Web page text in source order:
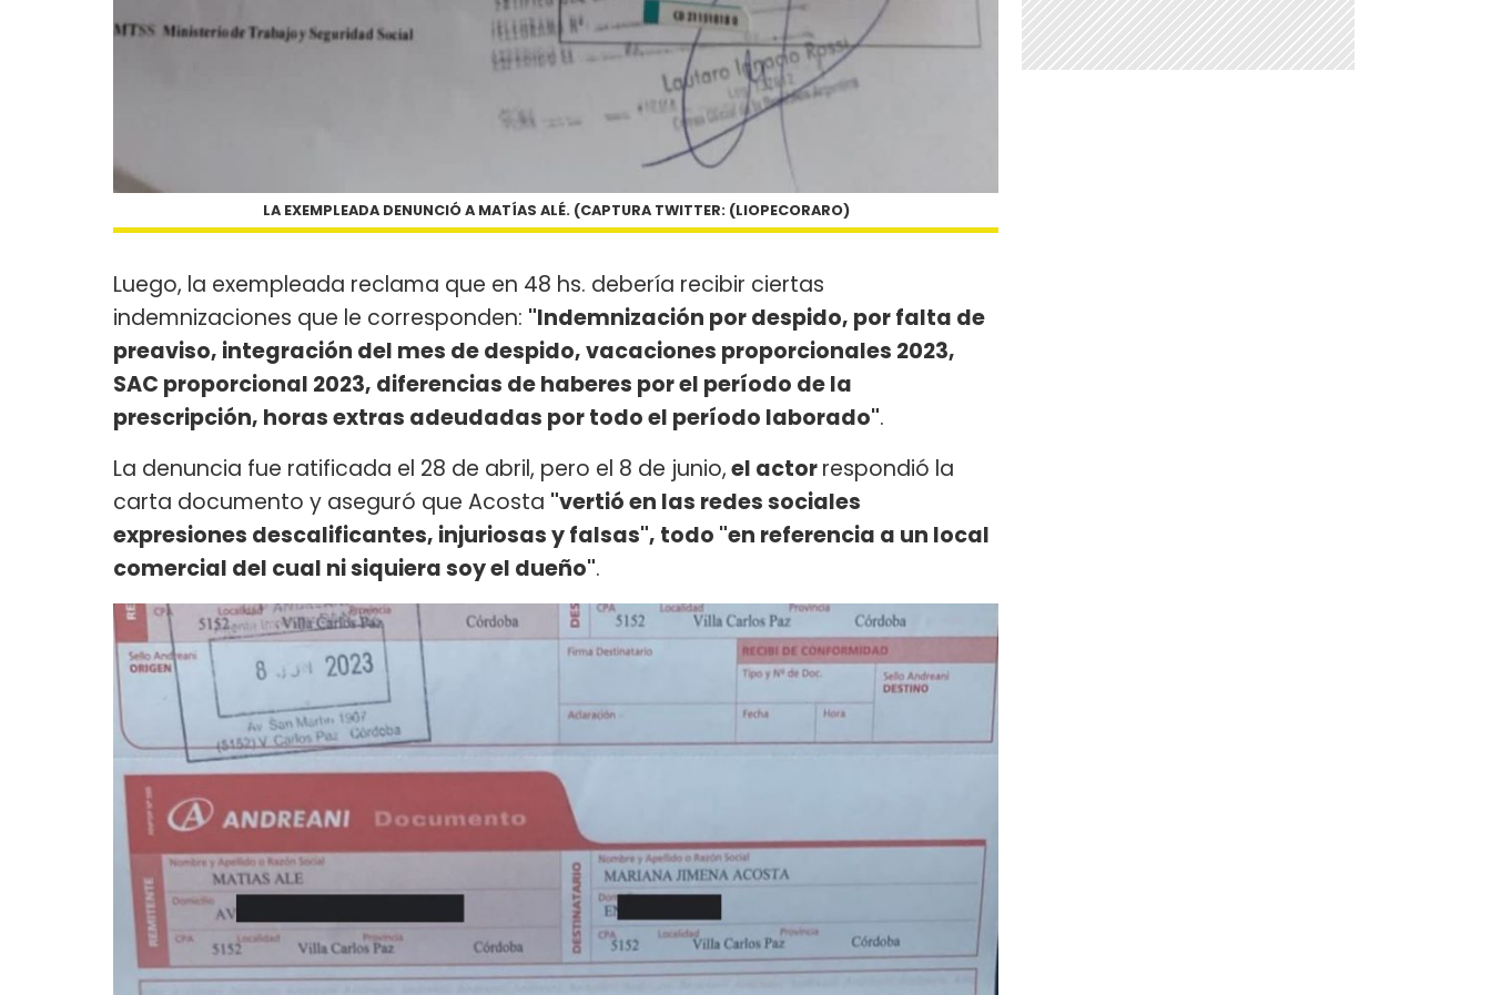
LA EXEMPLEADA DENUNCIÓ A MATÍAS ALÉ. (CAPTURA TWITTER: (LIOPECORARO)
Luego, la exempleada reclama que en 48 hs. debería recibir ciertas
indemnizaciones que le corresponden: "Indemnización por despido, por falta de
preaviso, integración del mes de despido, vacaciones proporcionales 2023,
SAC proporcional 2023, diferencias de haberes por el período de la
prescripción, horas extras adeudadas por todo el período laborado".
La denuncia fue ratificada el 28 de abril, pero el 8 de junio,el actorrespondió la
carta documento y aseguró que Acosta "vertió en las redes sociales
expresiones descalificantes, injuriosas y falsas", todo "en referencia a un local
comercial del cual ni siquiera soy el dueño".